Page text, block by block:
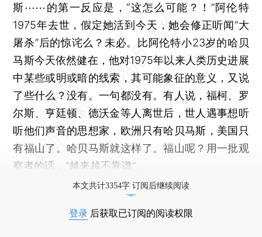
斯⋯⋯的第一反应是，“这怎么可能？！”阿伦特
1975年去世，假定她活到今天，她会修正听闻“大
屠杀”后的惊诧么？未必。比阿伦特小23岁的哈贝
马斯今天依然健在，他对1975年以来人类历史进展
中某些或明或暗的线索，其可能象征的意义，又说
了些什么？没有。一句都没有。有人说，福柯、罗
尔斯、亨廷顿、德沃金等人离世后，世人遇事想听
听他们声音的思想家，欧洲只有哈贝马斯，美国只
有福山了。哈贝马斯就这样了。福山呢？用一批观
察者的话，“越来越不靠谱”。
本文共计3354字 订阅后继续阅读
登录 后获取已订阅的阅读权限